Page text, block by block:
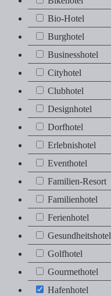
Bio-HotelBio-Hotel
BurghotelBurghotel
Businesshotel
Businesshotel
CityhotelCityhotel
ClubhotelClubhotel
Designhotel
Designhotel
DorfhotelDorfhotel
Erlebnishotel
Erlebnishotel
EventhotelEventhotel
Familien-Resort
Familien-Resort
Familienhotel
Familienhotel
FerienhotelFerienhotel
Gesundheitshotel
Gesundheitshotel
GolfhotelGolfhotel
Gourmethotel
Gourmethotel
HafenhotelHafenhotel